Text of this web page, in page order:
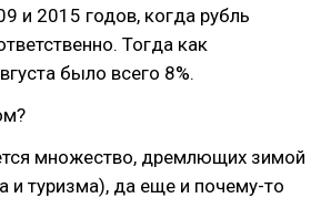
и 2015 годов, когда рубль
Тогда как
было всего 8%.
множество, дремлющих зимой
и туризма), да еще и почему-то